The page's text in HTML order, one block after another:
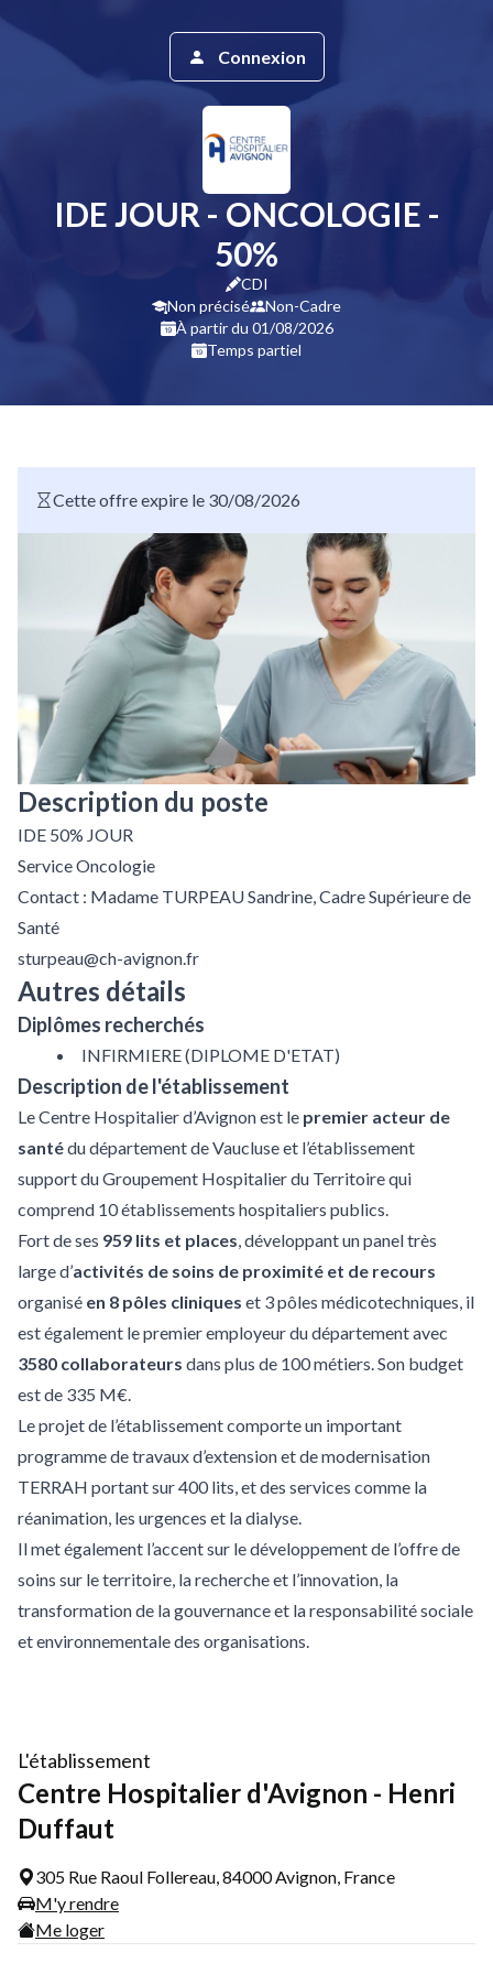
IDE JOUR - ONCOLOGIE -
50%
CDI
Non précisé
Non-Cadre
À partir du 01/08/2026
Temps partiel
Connexion
Cette offre expire le 30/08/2026
Description du poste
IDE 50% JOUR
Service Oncologie
Contact : Madame TURPEAU Sandrine, Cadre Supérieure de
Santé
sturpeau@ch-avignon.fr
Autres détails
Diplômes recherchés
INFIRMIERE (DIPLOME D'ETAT)
Description de l'établissement
Le Centre Hospitalier d’Avignon est le premier acteur de
santédu département de Vaucluse et l’établissement
support du Groupement Hospitalier du Territoire qui
comprend 10 établissements hospitaliers publics.
Fort de ses 959 lits et places, développant un panel très
large d’activités de soins de proximité et de recours
organisé en 8 pôles cliniques et 3 pôles médicotechniques, il
est également le premier employeur du département avec
3580 collaborateurs dans plus de 100 métiers. Son budget
est de 335 M€.
Le projet de l’établissement comporte un important
programme de travaux d’extension et de modernisation
TERRAH portant sur 400 lits, et des services comme la
réanimation, les urgences et la dialyse.
Il met également l’accent sur le développement de l’offre de
soins sur le territoire, la recherche et l’innovation, la
transformation de la gouvernance et la responsabilité sociale
et environnementale des organisations.
L'établissement
Centre Hospitalier d'Avignon - Henri
Duffaut
305 Rue Raoul Follereau, 84000 Avignon, France
M'y rendre
Me loger